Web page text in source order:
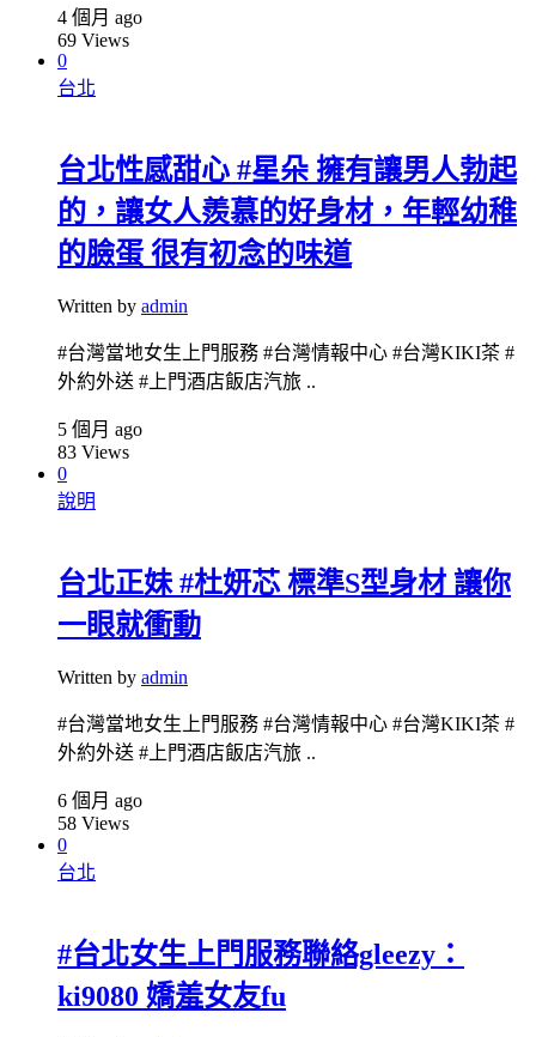
4 個月 ago
69 Views
0
台北
台北性感甜心 #星朵 擁有讓男人勃起
的，讓女人羨慕的好身材，年輕幼稚
的臉蛋 很有初念的味道
Written by admin
#台灣當地女生上門服務 #台灣情報中心 #台灣KIKI茶 #
外約外送 #上門酒店飯店汽旅 ..
5 個月 ago
83 Views
0
說明
台北正妹 #杜妍芯 標準S型身材 讓你
一眼就衝動
Written by admin
#台灣當地女生上門服務 #台灣情報中心 #台灣KIKI茶 #
外約外送 #上門酒店飯店汽旅 ..
6 個月 ago
58 Views
0
台北
#台北女生上門服務聯絡gleezy：
ki9080 嬌羞女友fu